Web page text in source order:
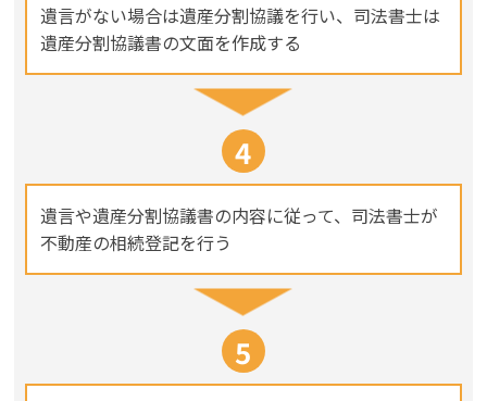
遺言がない場合は遺産分割協議を行い、司法書士は
遺産分割協議書の文面を作成する
4
遺言や遺産分割協議書の内容に従って、司法書士が
不動産の相続登記を行う
5